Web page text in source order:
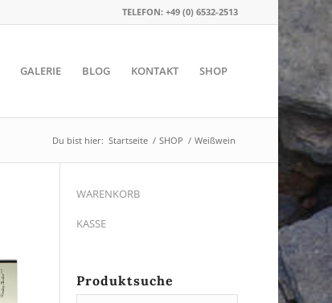
TELEFON: +49 (0) 6532-2513
GALERIE BLOG KONTAKT SHOP
Du bist hier: Startseite / SHOP / Weißwein
WARENKORB
KASSE
Produktsuche